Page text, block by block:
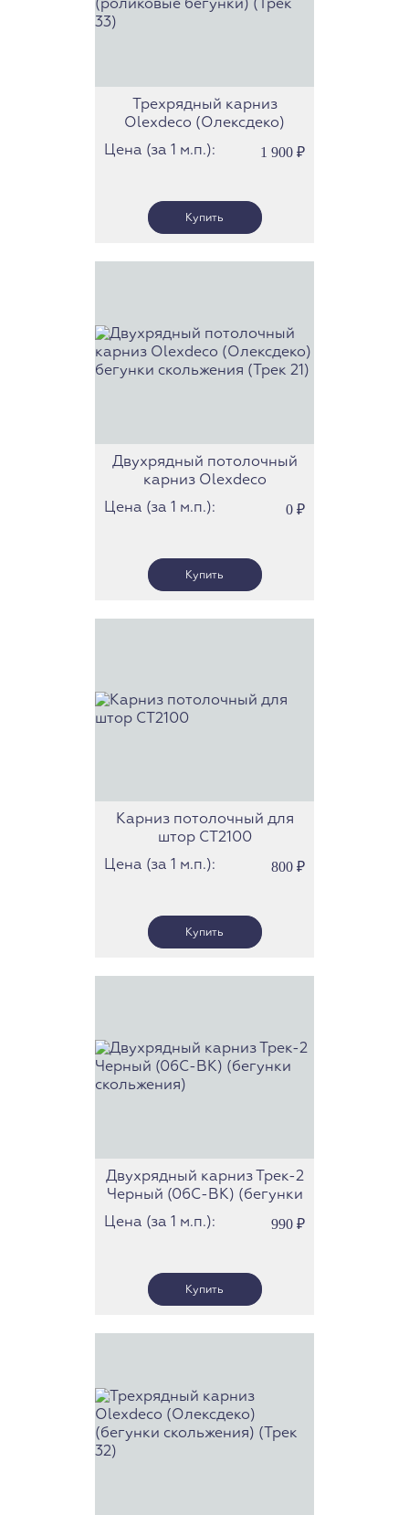
Трехрядный карниз
Olexdeco (Олексдеко)
(роликовые бегунки) (Трек
33)
Цена (за 1 м.п.): 1 900 ₽
Двухрядный потолочный
карниз Olexdeco
(Олексдеко) бегунки
скольжения (Трек 21)
Цена (за 1 м.п.): 0 ₽
Карниз потолочный для
штор СТ2100
Цена (за 1 м.п.):
800 ₽
Двухрядный карниз Трек-2
Черный (06С-BK) (бегунки
скольжения)
Цена (за 1 м.п.): 990 ₽